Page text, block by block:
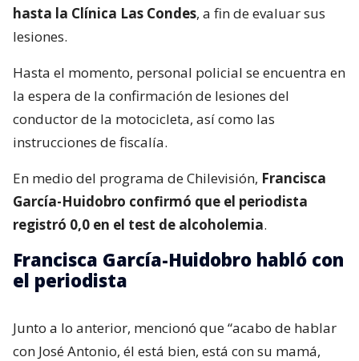
hasta la Clínica Las Condes, a fin de evaluar sus
lesiones.
Hasta el momento, personal policial se encuentra en
la espera de la confirmación de lesiones del
conductor de la motocicleta, así como las
instrucciones de fiscalía.
En medio del programa de Chilevisión, Francisca
García-Huidobro confirmó que el periodista
registró 0,0 en el test de alcoholemia.
Francisca García-Huidobro habló con
el periodista
Junto a lo anterior, mencionó que “acabo de hablar
con José Antonio, él está bien, está con su mamá,